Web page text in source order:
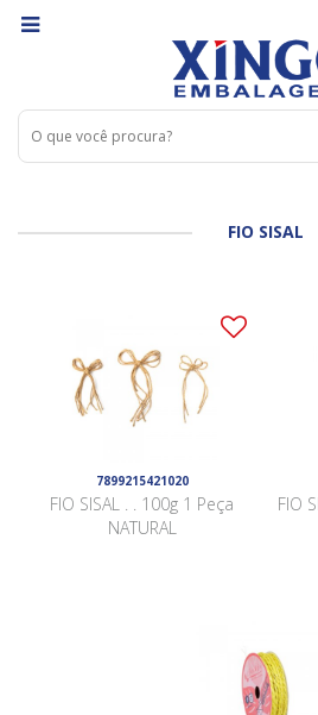
FIO SISAL
7899215421020
FIO SISAL . . 100g 1 Peça
NATURAL
FIO